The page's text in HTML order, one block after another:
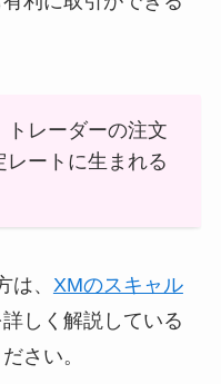
トレーダーの注文
レートに生まれる
、 XMのスキャル
しく解説している
さい。